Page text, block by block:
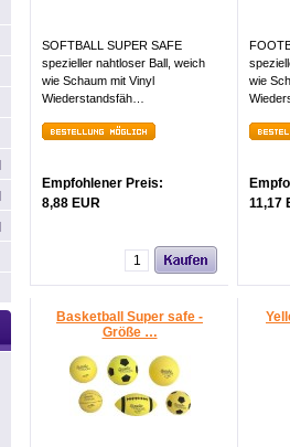
SOFTBALL SUPER SAFE
spezieller nahtloser Ball, weich
wie Schaum mit Vinyl
Wiederstandsfäh…
Empfohlener Preis:
8,88 EUR
wie
11,17
Basketball Super safe -
Größe …